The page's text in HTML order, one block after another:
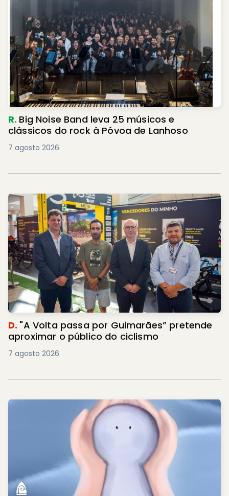
R. Big Noise Band leva 25 músicos e
clássicos do rock à Póvoa de Lanhoso
7 agosto 2026
D. "A Volta passa por Guimarães” pretende
aproximar o público do ciclismo
7 agosto 2026